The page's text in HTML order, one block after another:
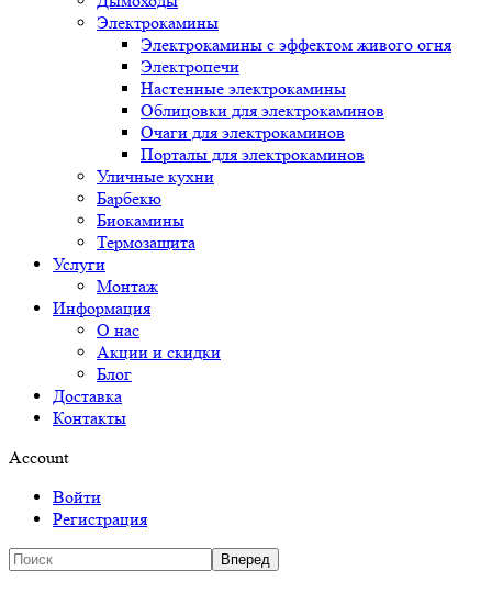
Электрокамины
Электрокамины с эффектом живого огня
Электропечи
Настенные электрокамины
Облицовки для электрокаминов
Очаги для электрокаминов
Порталы для электрокаминов
Уличные кухни
Барбекю
Биокамины
Термозащита
Услуги
Монтаж
Информация
О нас
Акции и скидки
Блог
Доставка
Контакты
Account
Войти
Регистрация